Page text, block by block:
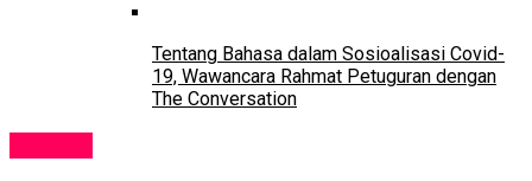
Tentang Bahasa dalam Sosioalisasi Covid-
19, Wawancara Rahmat Petuguran dengan
The Conversation